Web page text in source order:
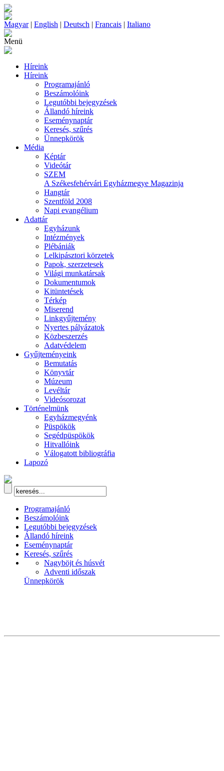
Magyar| English | Deutsch | Francais | Italiano
Menü
Híreink
Híreink
Programajánló
Beszámolóink
Legutóbbi bejegyzések
Állandó híreink
Eseménynaptár
Keresés, szűrés
Ünnepkörök
Média
Képtár
Videótár
SZEM
A Székesfehérvári Egyházmegye Magazinja
Hangtár
Szentföld 2008
Napi evangélium
Adattár
Egyházunk
Intézmények
Plébániák
Lelkipásztori körzetek
Papok, szerzetesek
Világi munkatársak
Dokumentumok
Kitüntetések
Térkép
Miserend
Linkgyűjtemény
Nyertes pályázatok
Közbeszerzés
Adatvédelem
Gyűjteményeink
Bemutatás
Könyvtár
Múzeum
Levéltár
Videósorozat
Történelmünk
Egyházmegyénk
Püspökök
Segédpüspökök
Hitvallóink
Válogatott bibliográfia
Lapozó
Programajánló
Beszámolóink
Legutóbbi bejegyzések
Állandó híreink
Eseménynaptár
Keresés, szűrés
Nagyböjt és húsvét
Adventi időszak
Ünnepkörök